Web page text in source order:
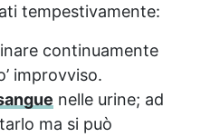
tempestivamente:
continuamente
improvviso.
nelle urine; ad
ma si può